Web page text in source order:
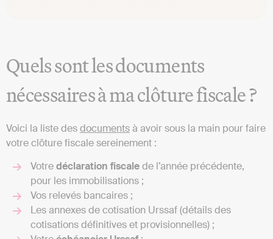
Quels sont les documents
nécessaires à ma clôture fiscale ?
Voici la liste desdocumentsà avoir sous la main pour faire
votre clôture fiscale sereinement :
Votredéclaration fiscalede l’année précédente,
pour les immobilisations ;
Vos relevés bancaires ;
Les annexes de cotisation Urssaf (détails des
cotisations définitives et provisionnelles) ;